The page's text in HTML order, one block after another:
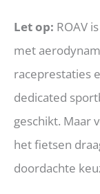
Let op: ROAV
met
raceprestaties
dedicated
geschikt. Maar
het fietsen
doordachte